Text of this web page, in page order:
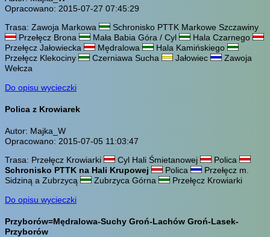
Opracowano: 2015-07-27 07:45:29
Trasa: Zawoja Markowa
Schronisko PTTK Markowe Szczawiny
Przełęcz Brona
Mała Babia Góra / Cyl
Hala Czarnego
Przełęcz Jałowiecka
Mędralowa
Hala Kamińskiego
Przełęcz Klekociny
Czerniawa Sucha Jałowiec
Zawoja
Wełcza
Do opisu wycieczki
Polica z Krowiarek
Autor: Majka_W
Opracowano: 2015-07-05 11:03:47
Trasa: Przełęcz Krowiarki
Cyl Hali Śmietanowej
Polica
Schronisko PTTK na Hali Krupowej
Polica
Przełęcz m.
Sidziną a Zubrzycą
Zubrzyca Górna
Przełęcz Krowiarki
Do opisu wycieczki
Przyborów=Mędralowa-Suchy Groń-Lachów Groń-Lasek-
Przyborów